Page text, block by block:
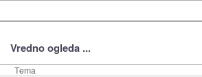
Vredno ogleda ...
Tema